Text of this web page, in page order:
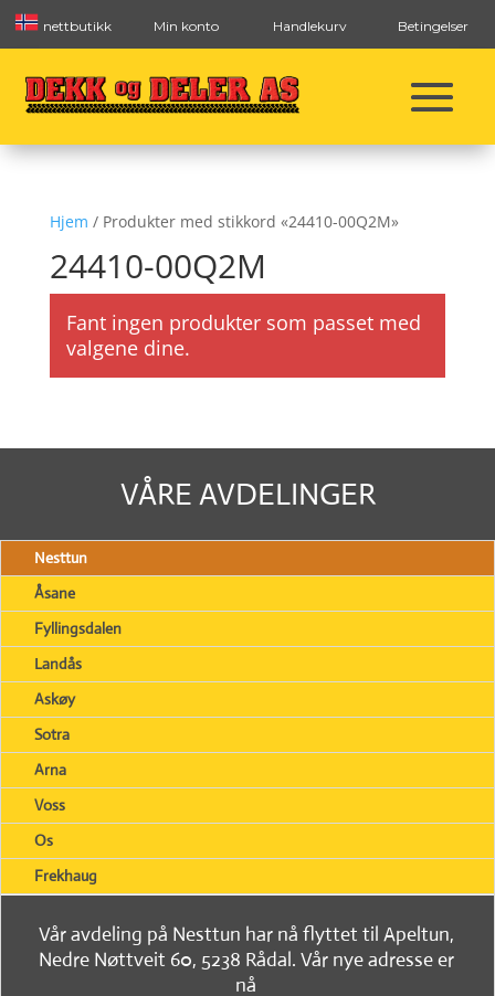
nettbutikk Min konto Handlekurv Betingelser
Hjem / Produkter med stikkord «24410-00Q2M»
24410-00Q2M
Fant ingen produkter som passet med
valgene dine.
VÅRE AVDELINGER
Nesttun
Åsane
Fyllingsdalen
Landås
Askøy
Sotra
Arna
Voss
Os
Frekhaug
Vår avdeling på Nesttun har nå flyttet til Apeltun,
Nedre Nøttveit 60, 5238 Rådal. Vår nye adresse er
nå